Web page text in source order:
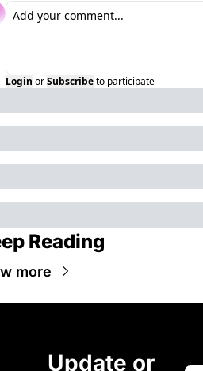
Login or Subscribe to participate
Reading
more
Update or